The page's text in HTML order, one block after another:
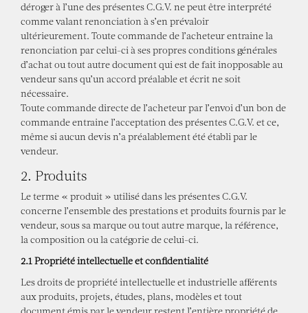
déroger à l’une des présentes C.G.V. ne peut être interprété
comme valant renonciation à s’en prévaloir
ultérieurement. Toute commande de l’acheteur entraine la
renonciation par celui-ci à ses propres conditions générales
d’achat ou tout autre document qui est de fait inopposable au
vendeur sans qu’un accord préalable et écrit ne soit
nécessaire.
Toute commande directe de l’acheteur par l’envoi d’un bon de
commande entraine l’acceptation des présentes C.G.V. et ce,
même si aucun devis n’a préalablement été établi par le
vendeur.
2. Produits
Le terme « produit » utilisé dans les présentes C.G.V.
concerne l’ensemble des prestations et produits fournis par le
vendeur, sous sa marque ou tout autre marque, la référence,
la composition ou la catégorie de celui-ci.
2.1 Propriété intellectuelle et confidentialité
Les droits de propriété intellectuelle et industrielle afférents
aux produits, projets, études, plans, modèles et tout
document émis par le vendeur restent l’entière propriété de